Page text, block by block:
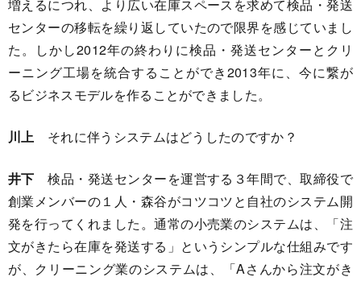
増えるにつれ、より広い在庫スペースを求めて検品・発送
センターの移転を繰り返していたので限界を感じていまし
た。しかし2012年の終わりに検品・発送センターとクリ
ーニング工場を統合することができ2013年に、今に繋が
るビジネスモデルを作ることができました。
川上 それに伴うシステムはどうしたのですか？
井下 検品・発送センターを運営する３年間で、取締役で
創業メンバーの１人・森谷がコツコツと自社のシステム開
発を行ってくれました。通常の小売業のシステムは、「注
文がきたら在庫を発送する」というシンプルな仕組みです
が、クリーニング業のシステムは、「Aさんから注文がき